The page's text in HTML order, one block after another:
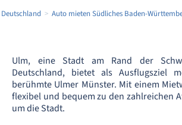
Auto mieten Südliches Baden-
Ulm, eine Stadt am Rand der
Deutschland, bietet als Ausflugsziel
berühmte Ulmer Münster. Mit einem
flexibel und bequem zu den zahlreichen
um die Stadt.